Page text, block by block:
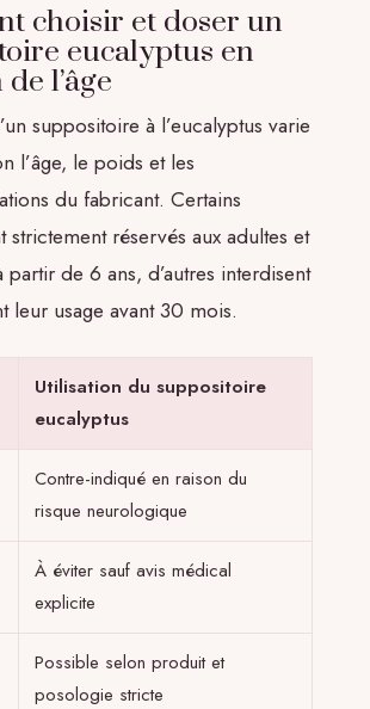
choisir et doser un
eucalyptus en
l’âge
suppositoire à l’eucalyptus varie
l’âge, le poids et les
du fabricant. Certains
strictement réservés aux adultes et
partir de 6 ans, d’autres interdisent
leur usage avant 30 mois.
Utilisation du suppositoire
eucalyptus
Contre-indiqué en raison du
risque neurologique
À éviter sauf avis médical
explicite
Possible selon produit et
posologie stricte